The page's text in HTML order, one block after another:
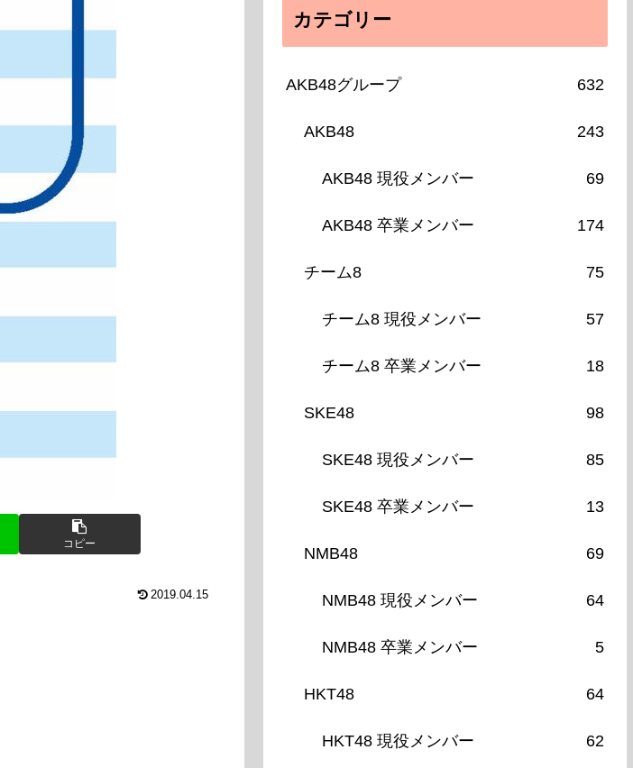
コピー
2019.04.15
カテゴリー
AKB48グループ 632
AKB48 243
AKB48 現役メンバー 69
AKB48 卒業メンバー 174
チーム8 75
チーム8 現役メンバー 57
チーム8 卒業メンバー 18
SKE48 98
SKE48 現役メンバー 85
SKE48 卒業メンバー 13
NMB48 69
NMB48 現役メンバー 64
NMB48 卒業メンバー 5
HKT48 64
HKT48 現役メンバー 62